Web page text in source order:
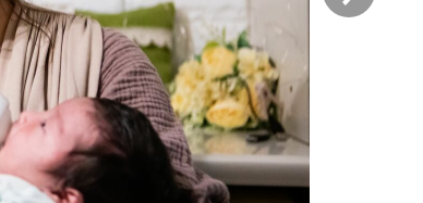
もっと見る